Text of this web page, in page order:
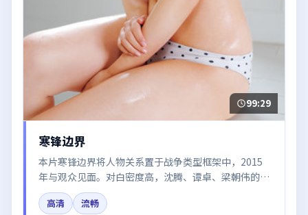
99:29
寒锋边界
本片寒锋边界将人物关系置于战争类型框架中，2015
年与观众见面。对白密度高，沈腾、谭卓、梁朝伟的台
词节奏值得关注；整体气质偏中国香港都市与冷色调摄
影。
高清
流畅